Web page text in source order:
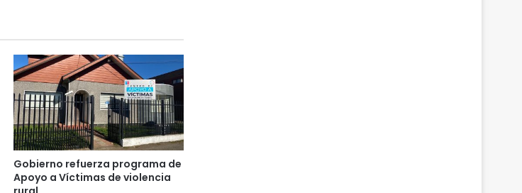
Gobierno refuerza programa de
Apoyo a Víctimas de violencia